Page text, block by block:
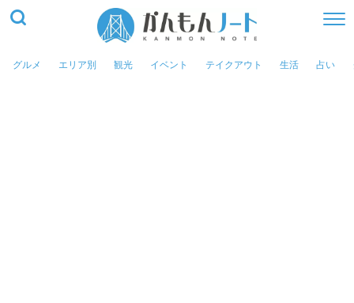
グルメ エリア別 観光 イベント テイクアウト 生活 占い